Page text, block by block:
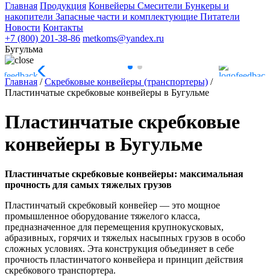
Главная Продукция Конвейеры Смесители Бункеры и
накопители Запасные части и комплектующие Питатели
Новости Контакты
+7 (800) 201-38-86 metkoms@yandex.ru
Бугульма
Главная /Скребковые конвейеры (транспортеры) /
Пластинчатые скребковые конвейеры в Бугульме
Пластинчатые скребковые
конвейеры в Бугульме
Пластинчатые скребковые конвейеры: максимальная
прочность для самых тяжелых грузов
Пластинчатый скребковый конвейер — это мощное
промышленное оборудование тяжелого класса,
предназначенное для перемещения крупнокусковых,
абразивных, горячих и тяжелых насыпных грузов в особо
сложных условиях. Эта конструкция объединяет в себе
прочность пластинчатого конвейера и принцип действия
скребкового транспортера.